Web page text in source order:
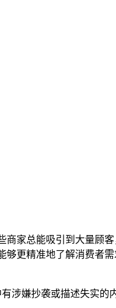
家总能吸引到大量顾客
更精准地了解消费者需
涉嫌抄袭或描述失实的